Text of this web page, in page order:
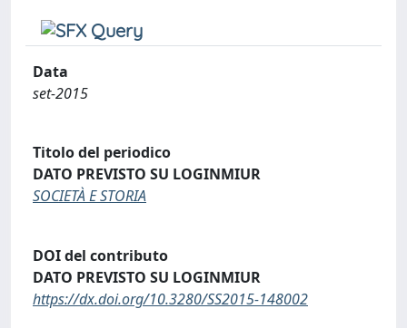
Data
set-2015
Titolo del periodico
DATO PREVISTO SU LOGINMIUR
SOCIETÀ E STORIA
DOI del contributo
DATO PREVISTO SU LOGINMIUR
https://dx.doi.org/10.3280/SS2015-148002